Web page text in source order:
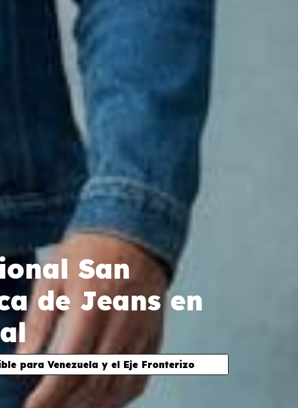
San
de Jeans en
para Venezuela y el Eje Fronterizo